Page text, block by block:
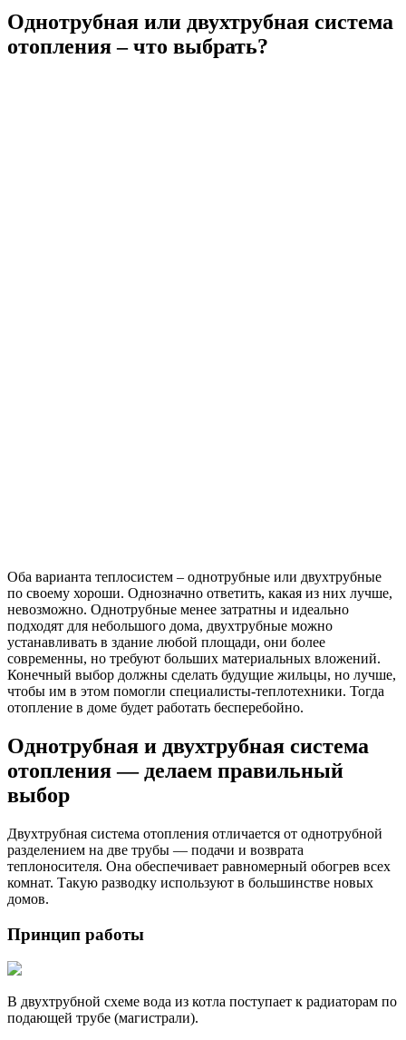
Однотрубная или двухтрубная система
отопления – что выбрать?
Оба варианта теплосистем – однотрубные или двухтрубные
по своему хороши. Однозначно ответить, какая из них лучше,
невозможно. Однотрубные менее затратны и идеально
подходят для небольшого дома, двухтрубные можно
устанавливать в здание любой площади, они более
современны, но требуют больших материальных вложений.
Конечный выбор должны сделать будущие жильцы, но лучше,
чтобы им в этом помогли специалисты-теплотехники. Тогда
отопление в доме будет работать бесперебойно.
Однотрубная и двухтрубная система
отопления — делаем правильный
выбор
Двухтрубная система отопления отличается от однотрубной
разделением на две трубы — подачи и возврата
теплоносителя. Она обеспечивает равномерный обогрев всех
комнат. Такую разводку используют в большинстве новых
домов.
Принцип работы
В двухтрубной схеме вода из котла поступает к радиаторам по
подающей трубе (магистрали).